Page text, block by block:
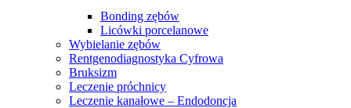
Bonding zębów
Licówki porcelanowe
Wybielanie zębów
Rentgenodiagnostyka Cyfrowa
Bruksizm
Leczenie próchnicy
Leczenie kanałowe – Endodoncja